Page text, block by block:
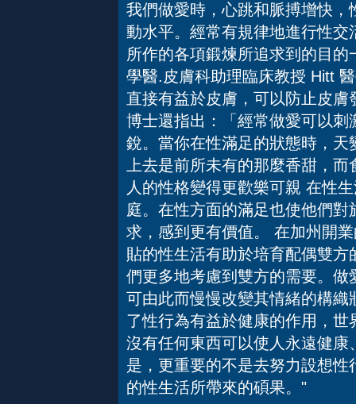
我們做愛時，心跳和脈搏增快
動水平。經常有規律地進行性
所作的各項鍛煉所追求到的目
學醫.皮膚科助理臨床教授 Hitt
直接有益於皮膚，可以防止皮
博士還指出：「經常做愛可以
銳。當你在性滿足的狀態時，
上去是前所未有的那麼香甜，
人的性格變得更歡樂可親 在性
庭。在性方面的滿足也使他們
求，感到更有價值。 在加州開
貼的性生活有助於培育配偶雙
們更多地考慮到雙方的需要。
可由此而慢慢改變其情緒的構
了性行為有益於健康的作用，
沒有任何東西可以使人永遠健
是，更重要的不是去努力設想
的性生活所帶來的碩果。"